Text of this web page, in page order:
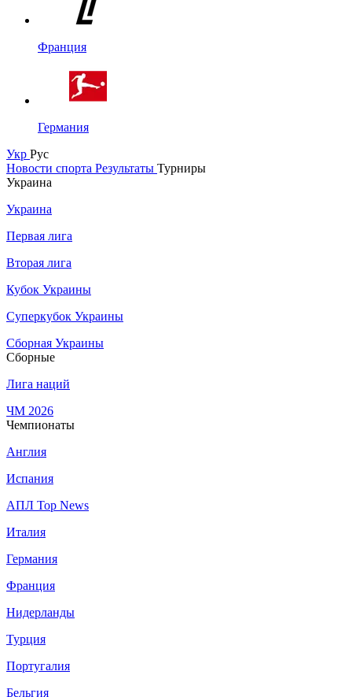
Франция
Германия
Укр Рус
Новости спорта Результаты Турниры
Украина
Украина
Первая лига
Вторая лига
Кубок Украины
Суперкубок Украины
Сборная Украины
Сборные
Лига наций
ЧМ 2026
Чемпионаты
Англия
Испания
АПЛ Top News
Италия
Германия
Франция
Нидерланды
Турция
Португалия
Бельгия